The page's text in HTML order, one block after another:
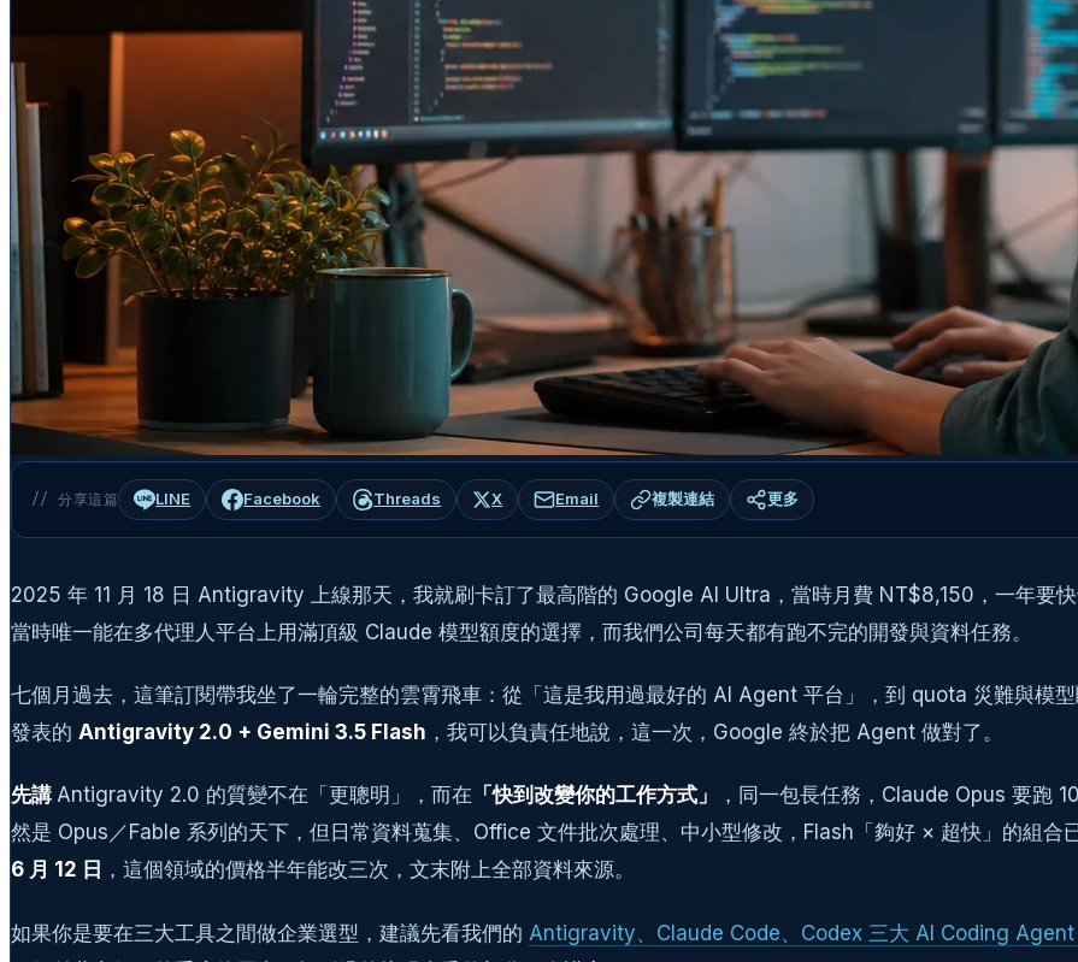
// 分享這篇 LINE Facebook Threads X Email 複製連結 更多
2025 年 11 月 18 日 Antigravity 上線那天，我就刷卡訂了最高階的 Google AI Ultra，當時月費 NT$8,150，一年要
當時唯一能在多代理人平台上用滿頂級 Claude 模型額度的選擇，而我們公司每天都有跑不完的開發與資料任務。
七個月過去，這筆訂閱帶我坐了一輪完整的雲霄飛車：從「這是我用過最好的 AI Agent 平台」，到 quota 災難與模
發表的 Antigravity 2.0 + Gemini 3.5 Flash ，我可以負責任地說，這一次，Google 終於把 Agent 做對了。
先講 Antigravity 2.0 的質變不在「更聰明」，而在 「快到改變你的工作方式」
，同一包長任務，Claude Opus 要跑
然是 Opus／Fable 系列的天下，但日常資料蒐集、Office 文件批次處理、中小型修改，Flash「夠好 × 超快」的組合
6 月 12 日 ，這個領域的價格半年能改三次，文末附上全部資料來源。
如果你是要在三大工具之間做企業選型，建議先看我們的 Antigravity、Claude Code、Codex 三大 AI Coding Agent